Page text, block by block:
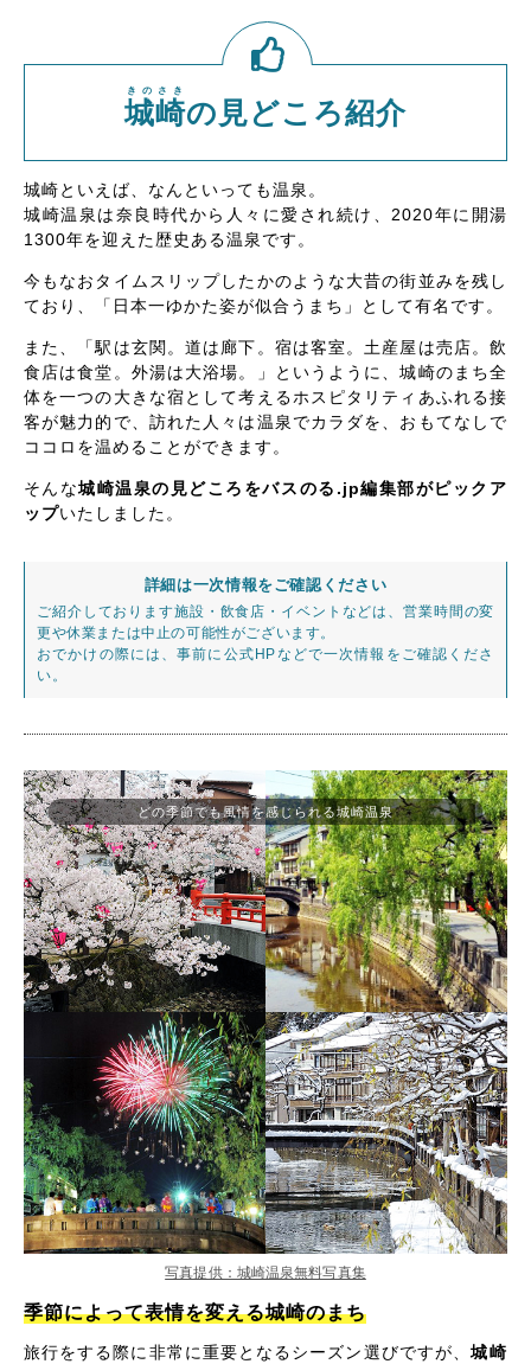
城崎
きのさき
の見どころ紹介
城崎といえば、なんといっても温泉。
城崎温泉は奈良時代から人々に愛され続け、2020年に開湯
1300年を迎えた歴史ある温泉です。
今もなおタイムスリップしたかのような大昔の街並みを残し
ており、「日本一ゆかた姿が似合うまち」として有名です。
また、「駅は玄関。道は廊下。宿は客室。土産屋は売店。飲
食店は食堂。外湯は大浴場。」というように、城崎のまち全
体を一つの大きな宿として考えるホスピタリティあふれる接
客が魅力的で、訪れた人々は温泉でカラダを、おもてなしで
ココロを温めることができます。
そんな城崎温泉の見どころをバスのる.jp編集部がピックア
ップいたしました。
詳細は一次情報をご確認ください
ご紹介しております施設・飲食店・イベントなどは、営業時間の変
更や休業または中止の可能性がございます。
おでかけの際には、事前に公式HPなどで一次情報をご確認くださ
い。
どの季節でも風情を感じられる城崎温泉
写真提供：城崎温泉無料写真集
季節によって表情を変える城崎のまち
旅行をする際に非常に重要となるシーズン選びですが、 城崎